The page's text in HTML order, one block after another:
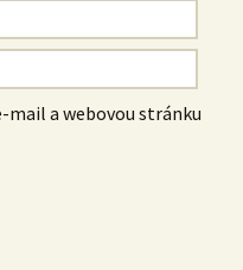
mail a webovou stránku